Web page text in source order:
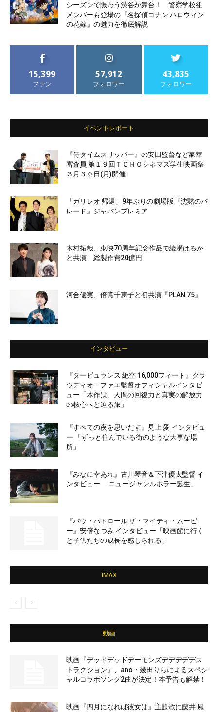
シーズンで賑わう渋谷が舞台！ 警察学校組
メンバーも登場の『名探偵コナン ハロウィン
の花嫁』の魅力を徹底解説
15,399
ファン
57,912
フォロワー
43,835
フォロワー
イベントレポート
『侍タイムスリッパー』の安田監督など豪華
審査員 第１９回ＴＯＨＯシネマズ学生映画祭
３月３０日(月)開催
「ガリレオ 帰還」9年ぶりの劇場版『沈黙のパ
レード』ジャパンプレミア
木村拓哉、東映70周年記念作品で綾瀬はるか
と共演 総製作費20億円
河合優実、倍賞千恵子と初共演『PLAN 75』
インタビュー
『タービュランス 絶空 16,000フィート』クラ
ウディオ・ファエ監督オフィシャルインタビ
ュー「本作は、人間の回復力と真実の解放力
の核心へと迫る旅」
『すべての夜を思いだす』見上 愛 インタビュ
ー 「ずっと住んでいる街のような大事な場
所」
『みなに幸あれ』古川琴音＆下津優太監督 イ
ンタビュー 「ニュージャンルホラー誕生」
『パウ・パトロール ザ・マイティ・ムービ
ー』安倍なつみ インタビュー「映画館に行く
と子供たちの成長を感じられる」
IMAX
動画
映画『デッドデッドデーモンズデデデデデス
トラクション』、ano・幾田りらによるスペシ
ャルコラボソング2曲が決定！本予告も解禁！
映画『四月になれば彼女は』主題歌に藤井 風